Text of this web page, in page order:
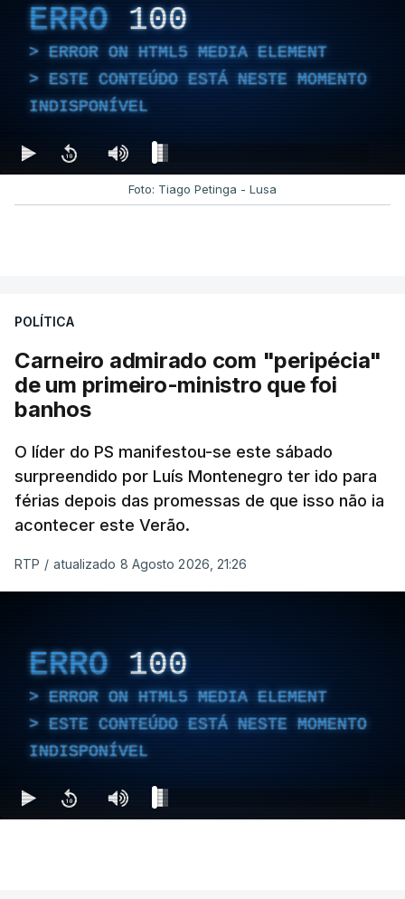
ERRO 100
ERROR ON HTML5 MEDIA ELEMENT
ESTE CONTEÚDO ESTÁ NESTE MOMENTO
INDISPONÍVEL
Foto: Tiago Petinga - Lusa
POLÍTICA
Carneiro admirado com "peripécia"
de um primeiro-ministro que foi
banhos
O líder do PS manifestou-se este sábado
surpreendido por Luís Montenegro ter ido para
férias depois das promessas de que isso não ia
acontecer este Verão.
RTP / atualizado 8 Agosto 2026, 21:26
ERRO 100
ERROR ON HTML5 MEDIA ELEMENT
ESTE CONTEÚDO ESTÁ NESTE MOMENTO
INDISPONÍVEL